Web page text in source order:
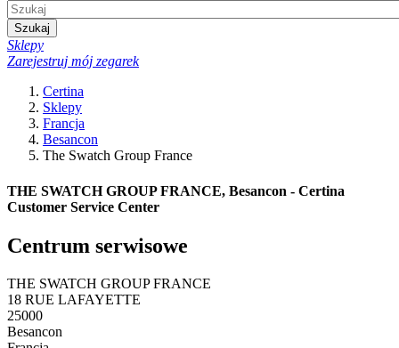
Szukaj
Sklepy
Zarejestruj mój zegarek
Certina
Sklepy
Francja
Besancon
The Swatch Group France
THE SWATCH GROUP FRANCE, Besancon - Certina
Customer Service Center
Centrum serwisowe
THE SWATCH GROUP FRANCE
18 RUE LAFAYETTE
25000
Besancon